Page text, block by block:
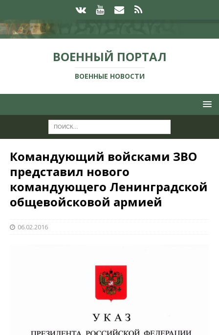
ВОЕННЫЙ ПОРТАЛ
ВОЕННЫЕ НОВОСТИ
Командующий войсками ЗВО
представил нового
командующего Ленинградской
общевойсковой армией
06.02.2016